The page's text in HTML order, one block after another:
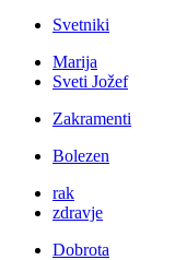
Svetniki
Marija
Sveti Jožef
Zakramenti
Bolezen
rak
zdravje
Dobrota